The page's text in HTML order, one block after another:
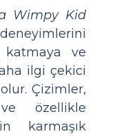
Wimpy Kid
katmaya ve
ilgi çekici
Çizimler,
özellikle
karmaşık